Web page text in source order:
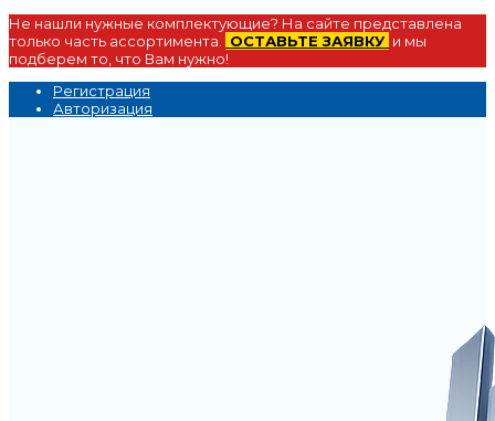
Не нашли нужные комплектующие? На сайте представлена
только часть ассортимента.
ОСТАВЬТЕ ЗАЯВКУ и мы
подберем то, что Вам нужно!
Регистрация
Авторизация